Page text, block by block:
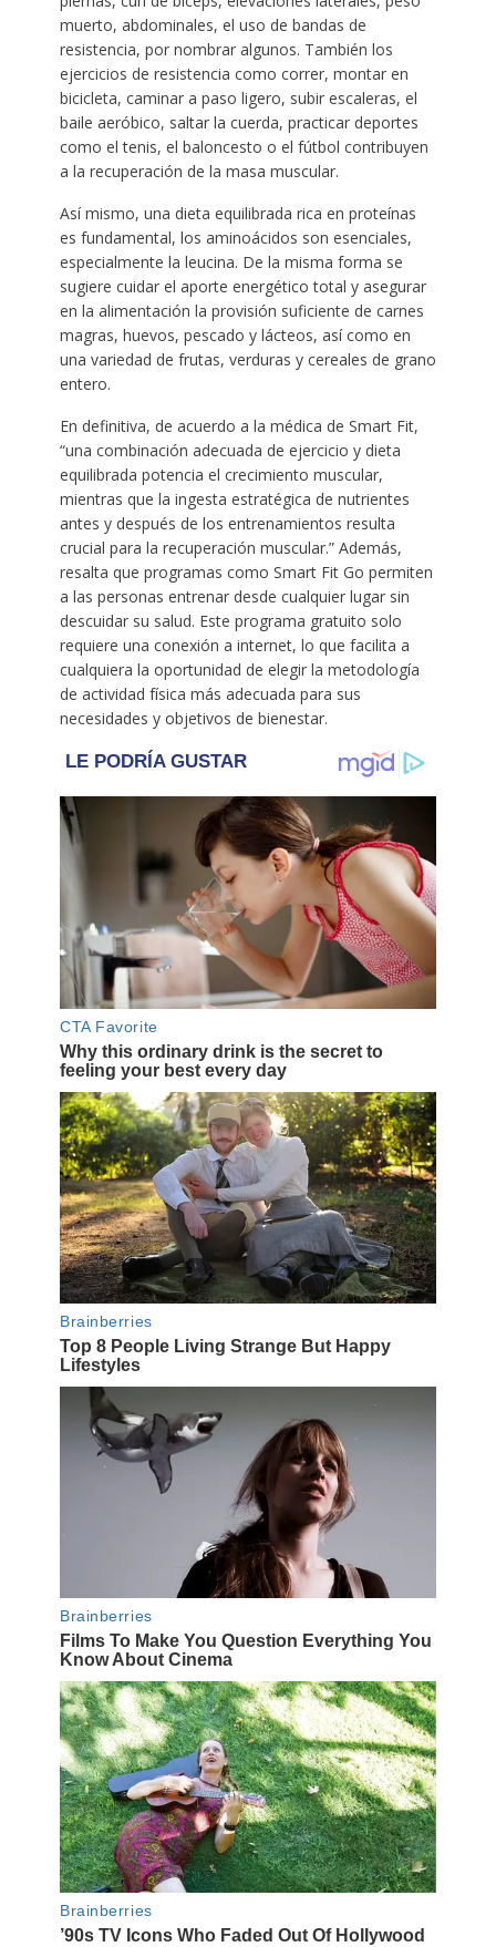
muerto, abdominales, el uso de bandas de
resistencia, por nombrar algunos. También los
ejercicios de resistencia como correr, montar en
bicicleta, caminar a paso ligero, subir escaleras, el
baile aeróbico, saltar la cuerda, practicar deportes
como el tenis, el baloncesto o el fútbol contribuyen
a la recuperación de la masa muscular.
Así mismo, una dieta equilibrada rica en proteínas
es fundamental, los aminoácidos son esenciales,
especialmente la leucina. De la misma forma se
sugiere cuidar el aporte energético total y asegurar
en la alimentación la provisión suficiente de carnes
magras, huevos, pescado y lácteos, así como en
una variedad de frutas, verduras y cereales de grano
entero.
En definitiva, de acuerdo a la médica de Smart Fit,
“una combinación adecuada de ejercicio y dieta
equilibrada potencia el crecimiento muscular,
mientras que la ingesta estratégica de nutrientes
antes y después de los entrenamientos resulta
crucial para la recuperación muscular.” Además,
resalta que programas como Smart Fit Go permiten
a las personas entrenar desde cualquier lugar sin
descuidar su salud. Este programa gratuito solo
requiere una conexión a internet, lo que facilita a
cualquiera la oportunidad de elegir la metodología
de actividad física más adecuada para sus
necesidades y objetivos de bienestar.